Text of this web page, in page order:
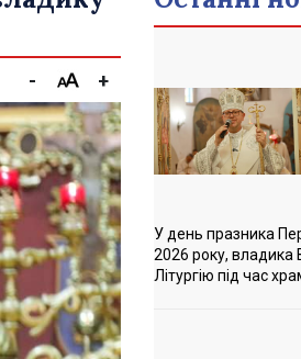
- +
У день празника
2026 року,
Літургію під час